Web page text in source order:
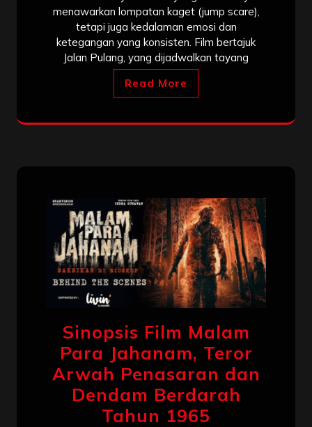
menawarkan lompatan kaget (jump scare),
tetapi juga kedalaman emosi dan
ketegangan yang konsisten. Film bertajuk
Jalan Pulang, yang dijadwalkan tayang
Read More
Sinopsis Film Malam
Para Jahanam, Teror
Arwah Penasaran dan
Dendam Berdarah
Tahun 1965